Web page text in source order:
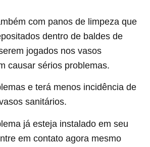
com panos de limpeza que
dentro de baldes de
jogados nos vasos
causar sérios problemas.
e terá menos incidência de
sanitários.
já esteja instalado em seu
em contato agora mesmo